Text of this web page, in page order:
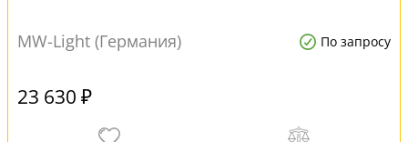
MW-Light (Германия) По запросу
23 630 ₽